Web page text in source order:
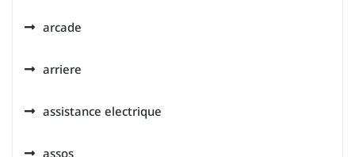
arcade
arriere
assistance electrique
assos